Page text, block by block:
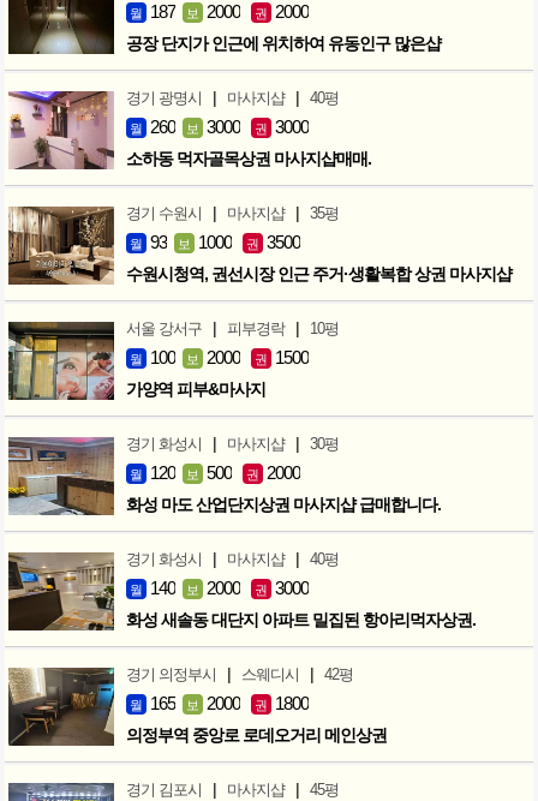
월 187 보 2000 권 2000
공장 단지가 인근에 위치하여 유동인구 많은샵
경기 광명시 | 마사지샵 | 40평
월 260 보 3000 권 3000
소하동 먹자골목상권 마사지샵매매.
경기 수원시 | 마사지샵 | 35평
월 93 보 1000 권 3500
수원시청역, 권선시장 인근 주거·생활복합 상권 마사지샵
서울 강서구 | 피부경락 | 10평
월 100 보 2000 권 1500
가양역 피부&마사지
경기 화성시 | 마사지샵 | 30평
월 120 보 500 권 2000
화성 마도 산업단지상권 마사지샵 급매합니다.
경기 화성시 | 마사지샵 | 40평
월 140 보 2000 권 3000
화성 새솔동 대단지 아파트 밀집된 항아리먹자상권.
경기 의정부시 | 스웨디시 | 42평
월 165 보 2000 권 1800
의정부역 중앙로 로데오거리 메인상권
경기 김포시 | 마사지샵 | 45평